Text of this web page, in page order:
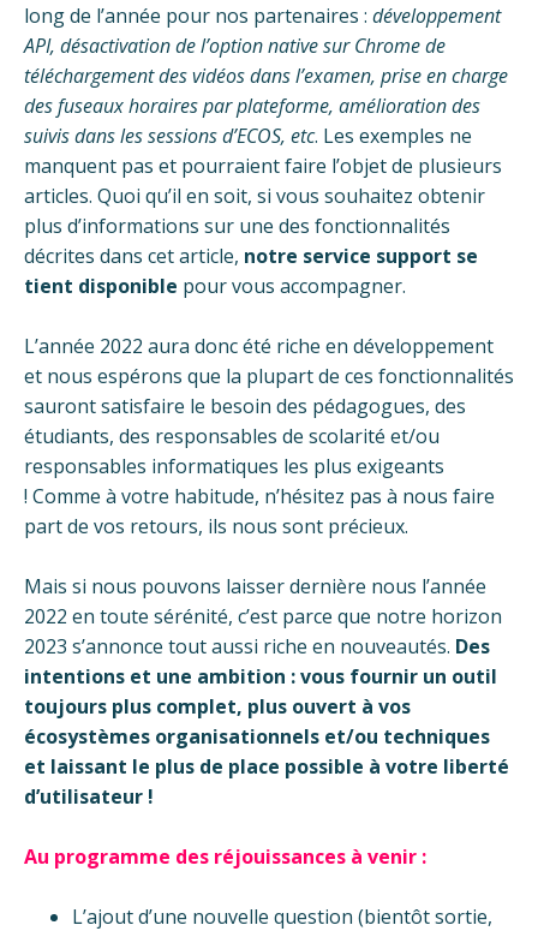
long de l’année pour nos partenaires : développement
API, désactivation de l’option nativesur Chromede
téléchargement des vidéos dans l’examen, prise en charge
des fuseaux horaires par plateforme, amélioration des
suivis dans les sessions d’ECOS, etc. Les exemples ne
manquent pas et pourraient faire l’objet de plusieurs
articles. Quoi qu’il en soit, si vous souhaitez obtenir
plus d’informations sur une des fonctionnalités
décrites dans cet article, notre service support se
tient disponible pour vous accompagner.
L’année 2022 aura donc été riche en développement
et nous espérons que la plupart de ces fonctionnalités
sauront satisfaire le besoin des pédagogues, des
étudiants, des responsables de scolarité et/ou
responsables informatiques les plus exigeants
! Comme à votre habitude, n’hésitez pas à nous faire
part de vos retours, ils nous sont précieux.
Mais si nous pouvons laisser dernière nous l’année
2022 en toute sérénité, c’est parce que notre horizon
2023 s’annonce tout aussi riche en nouveautés. Des
intentions et une ambition :vous fournir un outil
toujours plus complet, plus ouvert à vos
écosystèmes organisationnels et/ou techniques
et laissant le plus de place possible à votre liberté
d’utilisateur !
Au programme des réjouissances à venir :
L’ajout d’une nouvelle question (bientôt sortie,